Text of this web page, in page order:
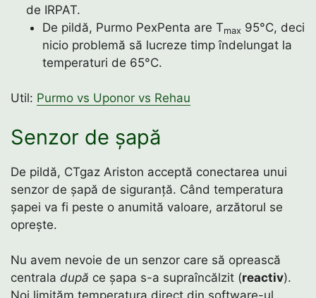
de IRPAT.
De pildă, Purmo PexPenta are Tmax 95°C, deci
nicio problemă să lucreze timp îndelungat la
temperaturi de 65°C.
Util: Purmo vs Uponor vs Rehau
Senzor de șapă
De pildă, CTgaz Ariston acceptă conectarea unui
senzor de șapă de siguranță. Când temperatura
șapei va fi peste o anumită valoare, arzătorul se
oprește.
Nu avem nevoie de un senzor care să oprească
centrala după ce șapa s-a supraîncălzit (reactiv).